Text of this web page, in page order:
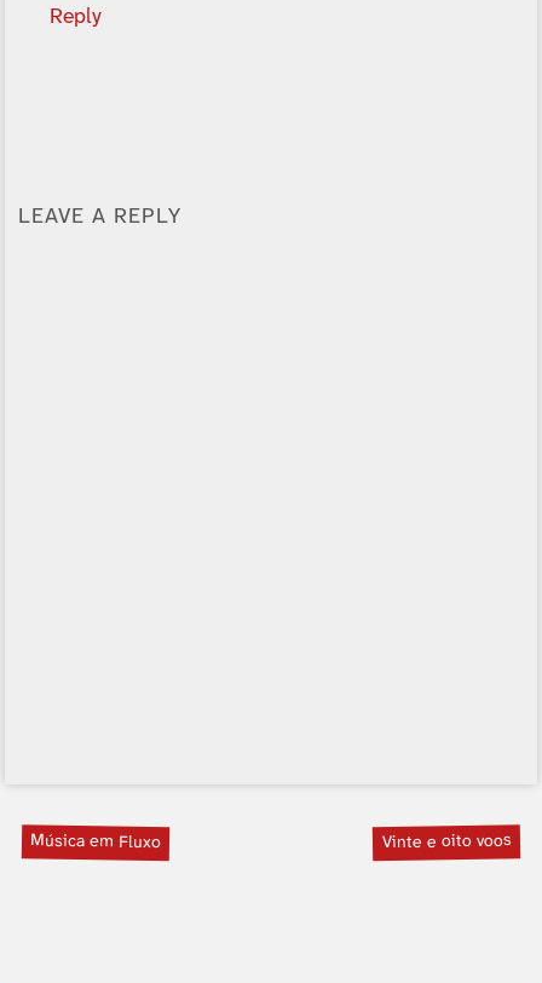
Reply
LEAVE A REPLY
Música em Fluxo Vinte e oito voos